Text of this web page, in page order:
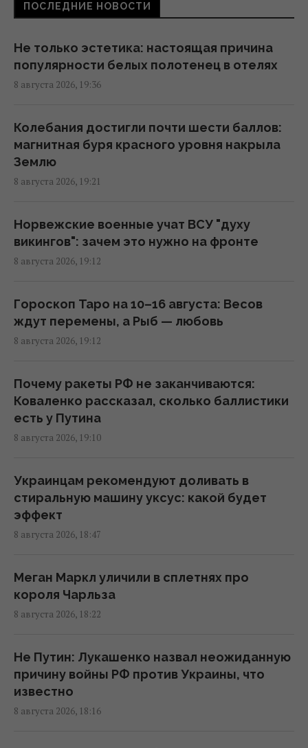
для покупки в 2026 году
18:35 суббота, 08 августа 2026
газопровода взорвался неизвестный дрон
18:34 суббота, 08 августа 2026
Что произойдет, если самый секретный
самый плохой сценарий
18:21 суббота, 08 августа 2026
Скорпионам - усталость, Стрельцам -
предательство
18:00 суббота, 08 августа 2026
Норвежские военные учат ВСУ "духу
викингов" для выживания на фронте, - BI
17:38 суббота, 08 августа 2026
мужчину похудеть на 25 кг за полгода, –
The Mirror
17:26 суббота, 08 августа 2026
электростанцию в США: им поручили
особое задание
17:16 суббота, 08 августа 2026
Украина никогда не будет выпускать
ракеты для Patriot: эксперт назвал
причины
17:13 суббота, 08 августа 2026
ПОСЛЕДНИЕ НОВОСТИ
Не только эстетика: настоящая причина
популярности белых полотенец в отелях
8 августа 2026, 19:36
Колебания достигли почти шести баллов:
магнитная буря красного уровня накрыла
Землю
8 августа 2026, 19:21
Норвежские военные учат ВСУ "духу
викингов": зачем это нужно на фронте
8 августа 2026, 19:12
Гороскоп Таро на 10–16 августа: Весов
ждут перемены, а Рыб — любовь
8 августа 2026, 19:12
Почему ракеты РФ не заканчиваются:
Коваленко рассказал, сколько баллистики
есть у Путина
8 августа 2026, 19:10
Украинцам рекомендуют доливать в
стиральную машину уксус: какой будет
эффект
8 августа 2026, 18:47
Меган Маркл уличили в сплетнях про
короля Чарльза
8 августа 2026, 18:22
Не Путин: Лукашенко назвал неожиданную
причину войны РФ против Украины, что
известно
8 августа 2026, 18:16